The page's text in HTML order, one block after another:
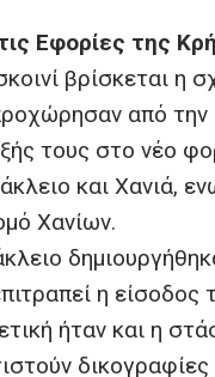
Eφορίες της
βρίσκεται η
από την
τους στο νέο
και Χανιά,
Χανίων.
η
ήταν και η